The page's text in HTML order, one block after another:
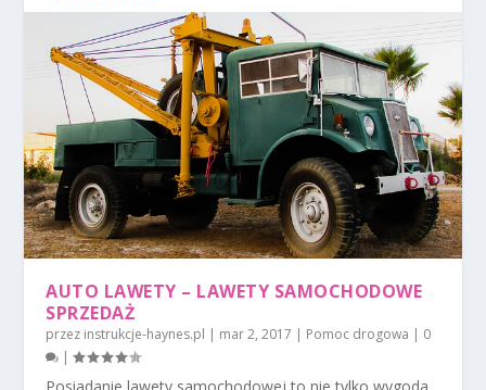
AUTO LAWETY – LAWETY SAMOCHODOWE
SPRZEDAŻ
przez instrukcje-haynes.pl | mar 2, 2017 | Pomoc drogowa | 0
|